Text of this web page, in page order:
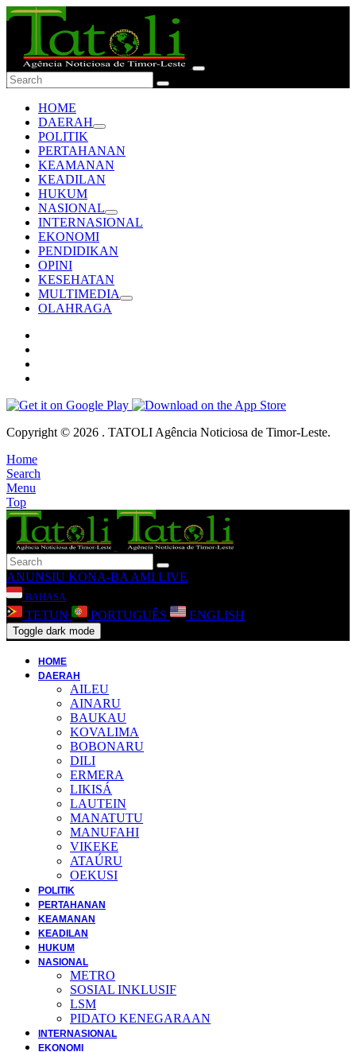
HOME
DAERAH
POLITIK
PERTAHANAN
KEAMANAN
KEADILAN
HUKUM
NASIONAL
INTERNASIONAL
EKONOMI
PENDIDIKAN
OPINI
KESEHATAN
MULTIMEDIA
OLAHRAGA
Copyright © 2026 . TATOLI Agência Noticiosa de Timor-Leste.
Home
Search
Menu
Top
ANUNSIU KONA-BA AMI LIVE
BAHASA
TETUN PORTUGUÊS ENGLISH
Toggle dark mode
HOME
DAERAH
AILEU
AINARU
BAUKAU
KOVALIMA
BOBONARU
DILI
ERMERA
LIKISÁ
LAUTEIN
MANATUTU
MANUFAHI
VIKEKE
ATAÚRU
OEKUSI
POLITIK
PERTAHANAN
KEAMANAN
KEADILAN
HUKUM
NASIONAL
METRO
SOSIAL INKLUSIF
LSM
PIDATO KENEGARAAN
INTERNASIONAL
EKONOMI